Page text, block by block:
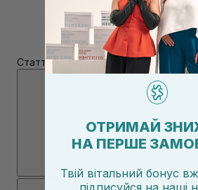
Статті
ОТРИМАЙ
НА ПЕРШЕ
Твій вітальний бонус
підписуйся на наші